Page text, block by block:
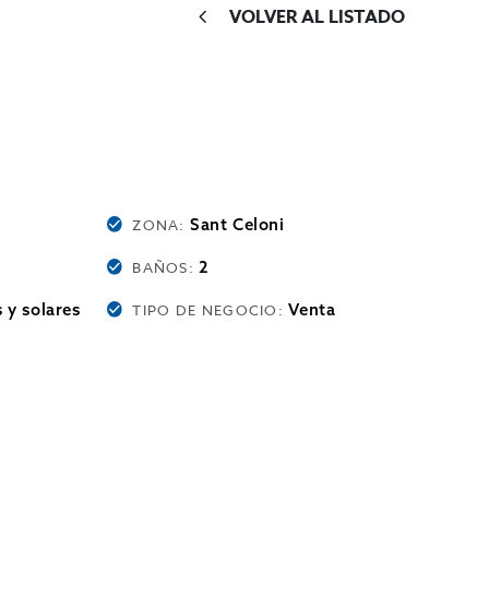
VOLVER AL LISTADO
ZONA:Sant Celoni
BAÑOS:2
y solares TIPO DE NEGOCIO:Venta